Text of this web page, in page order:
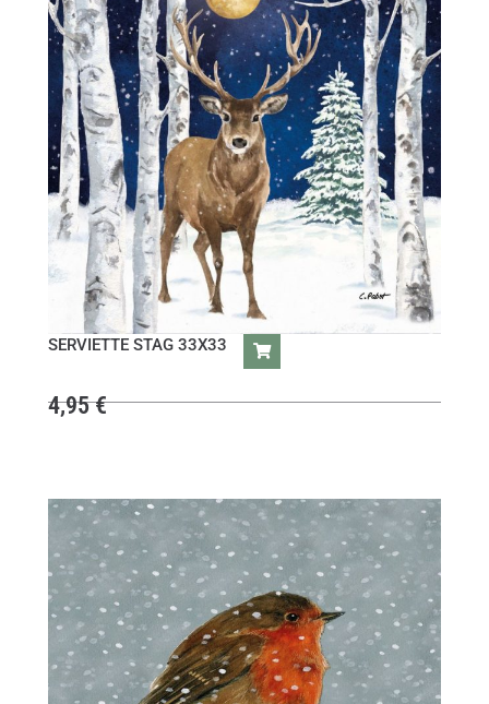
SERVIETTE STAG 33X33
4,95€